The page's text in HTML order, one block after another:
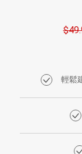
輕鬆